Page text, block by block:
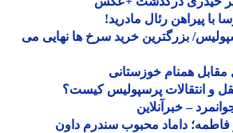
پیراهن رئال مادرید!
بزرگترین خرید سرخ ها نهایی می
همنام خوزستانی
انتقالات پرسپولیس کیست؟
– خبرآنلاین
داماد محبوب سندرم داون